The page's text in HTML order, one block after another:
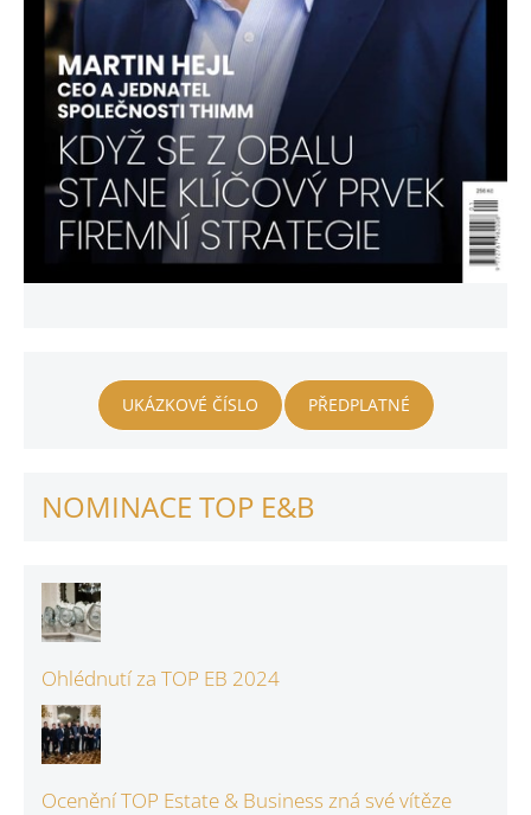
UKÁZKOVÉ ČÍSLO PŘEDPLATNÉ
NOMINACE TOP E&B
Ohlédnutí za TOP EB 2024
Ocenění TOP Estate & Business zná své vítěze